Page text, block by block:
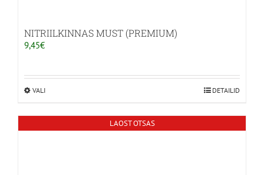
NITRIILKINNAS MUST (PREMIUM)
9,45€
VALISellel
DETAILID
LAOST OTSAS